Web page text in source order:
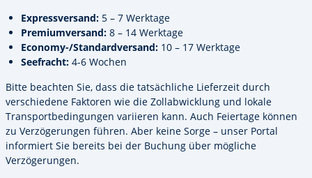
Expressversand: 5 – 7 Werktage
Premiumversand: 8 – 14 Werktage
Economy-/Standardversand: 10 – 17 Werktage
Seefracht: 4-6 Wochen
Bitte beachten Sie, dass die tatsächliche Lieferzeit durch
verschiedene Faktoren wie die Zollabwicklung und lokale
Transportbedingungen variieren kann. Auch Feiertage können
zu Verzögerungen führen. Aber keine Sorge – unser Portal
informiert Sie bereits bei der Buchung über mögliche
Verzögerungen.